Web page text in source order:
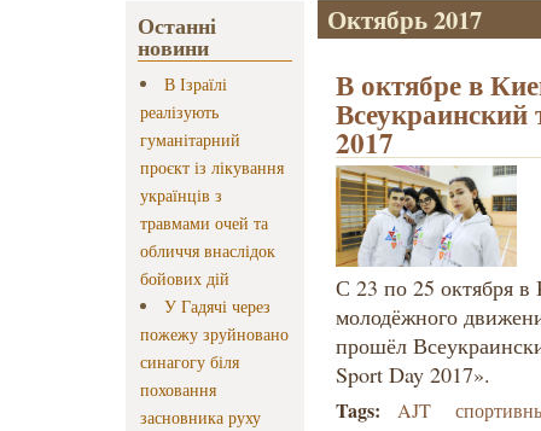
Останні
новини
В Ізраїлі
реалізують
гуманітарний
проєкт із лікування
українців з
травмами очей та
обличчя внаслідок
бойових дій
У Гадячі через
пожежу зруйновано
синагогу біля
поховання
засновника руху
Октябрь 2017
В октябре в
2017
С 23 по 25 октября
молодёжного
прошёл
Sport Day 2017».
Tags: AJT